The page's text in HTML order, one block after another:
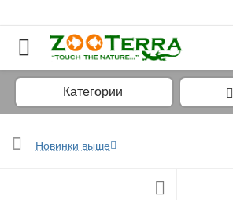
Категории
Новинки выше